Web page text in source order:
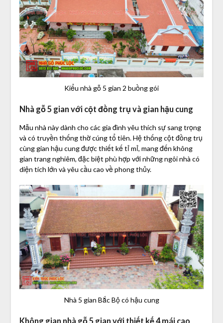
Kiểu nhà gỗ 5 gian 2 buồng gói
Nhà gỗ 5 gian với cột đồng trụ và gian hậu cung
Mẫu nhà này dành cho các gia đình yêu thích sự sang trọng
và có truyền thống thờ cúng tổ tiên. Hệ thống cột đồng trụ
cùng gian hậu cung được thiết kế tỉ mỉ, mang đến không
gian trang nghiêm, đặc biệt phù hợp với những ngôi nhà có
diện tích lớn và yêu cầu cao về phong thủy.
Nhà 5 gian Bắc Bộ có hậu cung
Không gian nhà gỗ 5 gian với thiết kế 4 mái cao